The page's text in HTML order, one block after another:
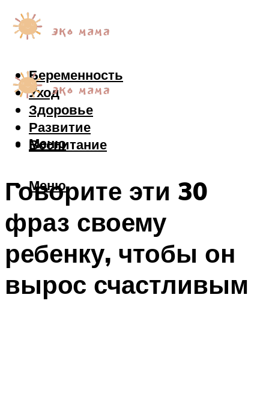
Беременность
Уход
Здоровье
Развитие
Воспитание
Меню
Меню
Говорите эти 30
фраз своему
ребенку, чтобы он
вырос счастливым